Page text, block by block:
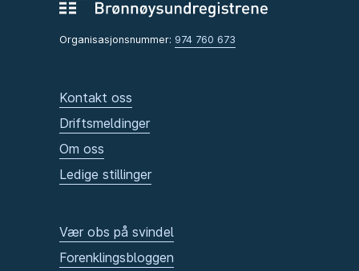
Organisasjonsnummer: 974 760 673
Kontakt oss
Driftsmeldinger
Om oss
Ledige stillinger
Vær obs på svindel
Forenklingsbloggen